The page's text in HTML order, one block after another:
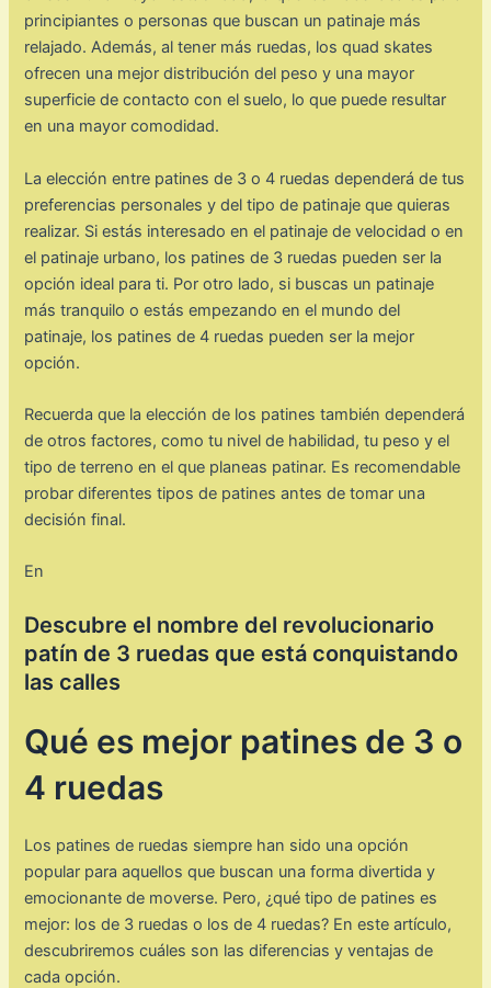
principiantes o personas que buscan un patinaje más
relajado. Además, al tener más ruedas, los quad skates
ofrecen una mejor distribución del peso y una mayor
superficie de contacto con el suelo, lo que puede resultar
en una mayor comodidad.
La elección entre patines de 3 o 4 ruedas dependerá de tus
preferencias personales y del tipo de patinaje que quieras
realizar. Si estás interesado en el patinaje de velocidad o en
el patinaje urbano, los patines de 3 ruedas pueden ser la
opción ideal para ti. Por otro lado, si buscas un patinaje
más tranquilo o estás empezando en el mundo del
patinaje, los patines de 4 ruedas pueden ser la mejor
opción.
Recuerda que la elección de los patines también dependerá
de otros factores, como tu nivel de habilidad, tu peso y el
tipo de terreno en el que planeas patinar. Es recomendable
probar diferentes tipos de patines antes de tomar una
decisión final.
En
Descubre el nombre del revolucionario
patín de 3 ruedas que está conquistando
las calles
Qué es mejor patines de 3 o
4 ruedas
Los patines de ruedas siempre han sido una opción
popular para aquellos que buscan una forma divertida y
emocionante de moverse. Pero, ¿qué tipo de patines es
mejor: los de 3 ruedas o los de 4 ruedas? En este artículo,
descubriremos cuáles son las diferencias y ventajas de
cada opción.